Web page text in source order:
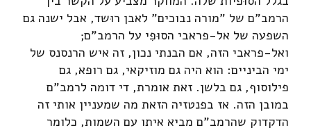
הרמב"ם של "מורה נבוכים" לאבן רוּשד, אבל ישנה גם
השפעה של אל-פראבי הסוּפִי על הרמב"ם;
ואל-פראבי הזה, אם הבנתי נכון, זה איש הרנסנס של
ימי הביניים: הוא היה גם מוזיקאי, גם רופא, גם
פילוסוף, גם בלשן. זאת אומרת, די דומה לרמב"ם
במובן הזה. אז בפנטזיה הזאת מה שמעניין אותי זה
הדקדוק שהרמב"ם מביא איתו עם השמות, כלומר